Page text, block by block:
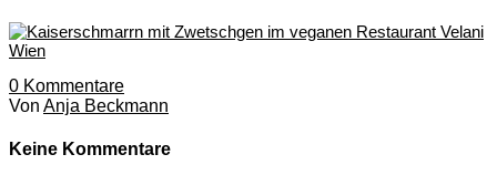
0 Kommentare
Von Anja Beckmann
Keine Kommentare